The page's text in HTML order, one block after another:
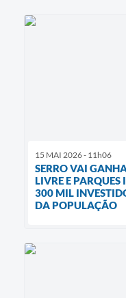
15 MAI 2026 - 11h06
SERRO VAI
LIVRE E
300 MIL
DA POPULAÇÃO